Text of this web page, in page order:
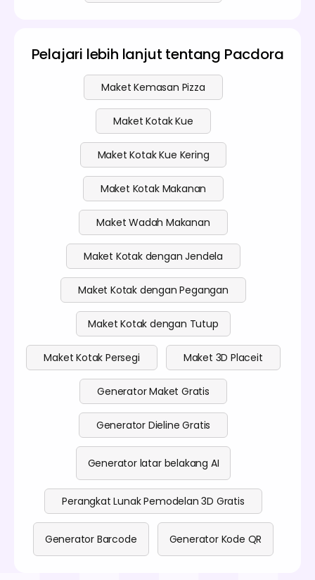
Pelajari lebih lanjut tentang Pacdora
Maket Kemasan Pizza
Maket Kotak Kue
Maket Kotak Kue Kering
Maket Kotak Makanan
Maket Wadah Makanan
Maket Kotak dengan Jendela
Maket Kotak dengan Pegangan
Maket Kotak dengan Tutup
Maket Kotak Persegi Maket 3D Placeit
Generator Maket Gratis
Generator Dieline Gratis
Generator latar belakang AI
Perangkat Lunak Pemodelan 3D Gratis
Generator Barcode Generator Kode QR